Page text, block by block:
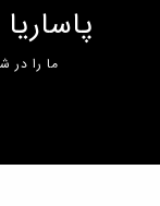
ما را در